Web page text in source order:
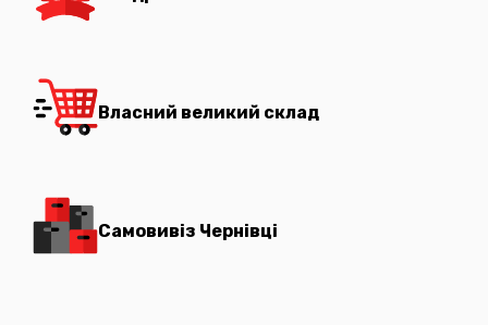
Власний великий склад
Самовивіз Чернівці